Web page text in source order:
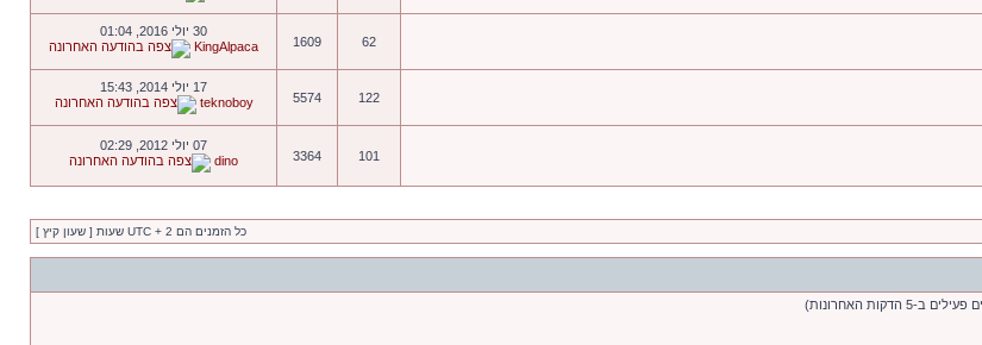
62
1609
30 יולי 2016, 01:04
KingAlpaca
122
5574
17 יולי 2014, 15:43
teknoboy
101
3364
07 יולי 2012, 02:29
dino
כל הזמנים הם UTC + 2 שעות [ שעון קיץ ]